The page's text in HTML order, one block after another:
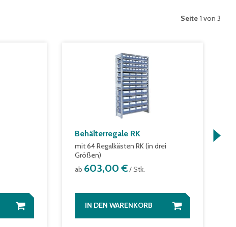
Seite 1 von 3
Behälterregale RK
mit 64 Regalkästen RK (in drei
Größen)
ab 603,00 €/ Stk.
IN DEN WARENKORB